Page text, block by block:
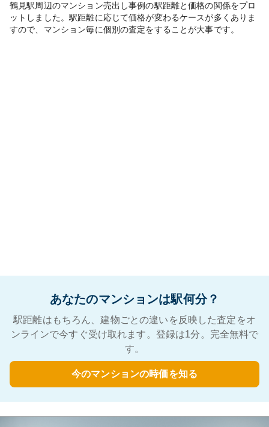
鶴見駅周辺のマンション売出し事例の駅距離と価格の関係をプロ
ットしました。駅距離に応じて価格が変わるケースが多くありま
すので、マンション毎に個別の査定をすることが大事です。
あなたのマンションは駅何分？
駅距離はもちろん、建物ごとの違いを反映した査定をオ
ンラインで今すぐ受け取れます。登録は1分。完全無料で
す。
今のマンションの時価を知る